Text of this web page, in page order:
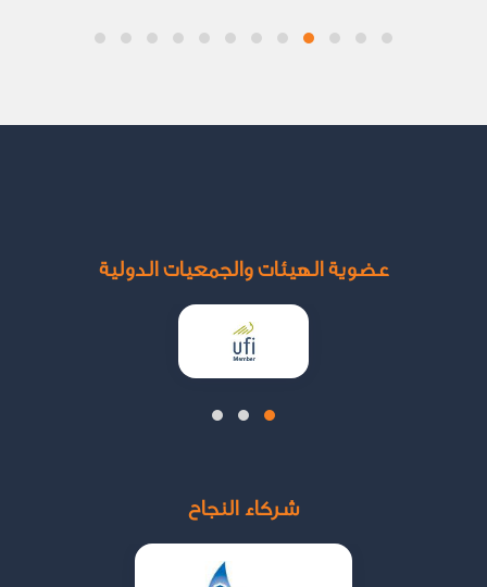
عضوية الهيئات والجمعيات الدولية
شركاء النجاح